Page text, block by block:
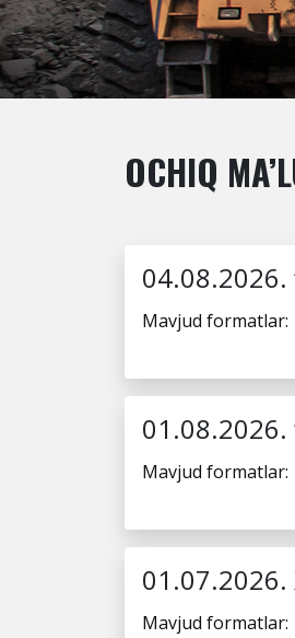
OCHIQ
04.08.2026.
Mavjud formatlar:
01.08.2026.
Mavjud formatlar:
Mavjud formatlar: